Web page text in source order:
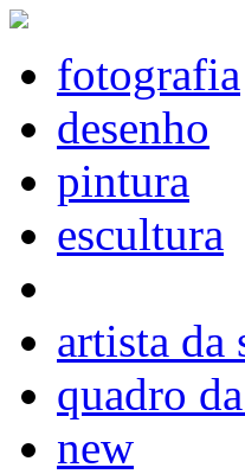
fotografia
desenho
pintura
escultura
artista da
quadro
new